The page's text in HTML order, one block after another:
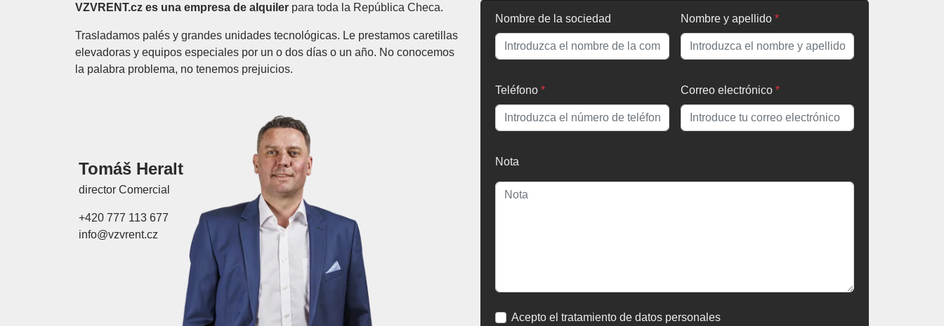
VZVRENT.cz es una empresa de alquiler para toda la República Checa.
Trasladamos palés y grandes unidades tecnológicas. Le prestamos caretillas
elevadoras y equipos especiales por un o dos días o un año. No conocemos
la palabra problema, no tenemos prejuicios.
Tomáš Heralt
director Comercial
+420 777 113 677
info@vzvrent.cz
Nombre de la sociedad Nombre y apellido *
Teléfono * Correo electrónico *
Nota
Acepto el tratamiento de datos personales